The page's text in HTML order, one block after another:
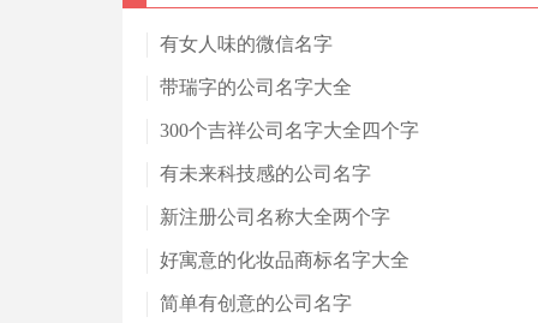
有女人味的微信名字
带瑞字的公司名字大全
300个吉祥公司名字大全四个字
有未来科技感的公司名字
新注册公司名称大全两个字
好寓意的化妆品商标名字大全
简单有创意的公司名字